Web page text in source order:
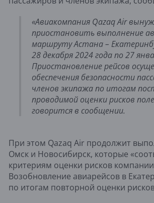
«Авиакомпания Qazaq Air
приостановить выполнение
маршруту Астана –
28 декабря 2024 года по 27
Приостановление рейсов
обеспечения безопасности
членов экипажа по итогам
проводимой оценки рисков
говорится в сообщении.
При этом Qazaq Air продолжит
Омск и Новосибирск, которые
критериям оценки рисков
Возобновление авиарейсов в
по итогам повторной оценки